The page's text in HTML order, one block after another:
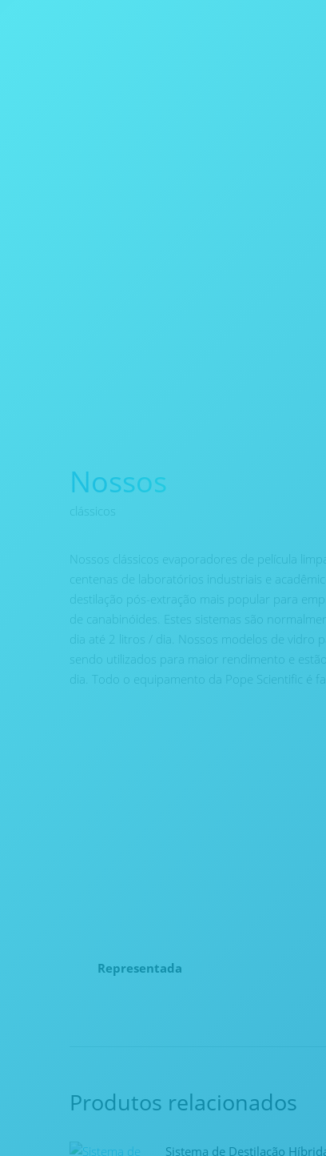
Nossos
clássicos
Nossos clássicos evaporadores de película
centenas de laboratórios industriais e
destilação pós-extração mais popular para
de canabinóides. Estes sistemas são
dia até 2 litros / dia. Nossos modelos de vidro
sendo utilizados para maior rendimento e
dia. Todo o equipamento da Pope Scientific é
Representada
Produtos relacionados
Sistema de Destilação